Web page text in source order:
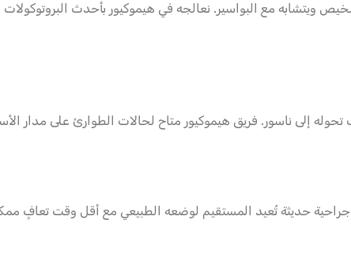
ويتشابه مع البواسير. نعالجه في هيموكيور بأحدث البروتوكولات
إلى ناسور. فريق هيموكيور متاح لحالات الطوارئ على مدار
جراحية حديثة تُعيد المستقيم لوضعه الطبيعي مع أقل وقت تعافٍ